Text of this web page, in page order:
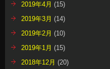
2019年4月 (15)
2019年3月 (14)
2019年2月 (10)
2019年1月 (15)
2018年12月 (20)